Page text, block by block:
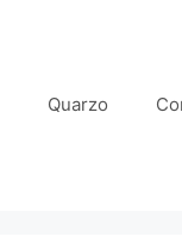
Quarzo